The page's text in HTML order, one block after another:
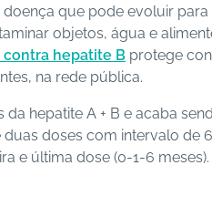
que pode evoluir
objetos, água e
contra hepatite B protege
na rede pública.
hepatite A + B e acaba
doses com intervalo
e última dose (0-1-6